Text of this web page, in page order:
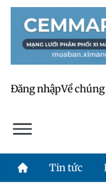
Đăng nhậpVề
Tin tức